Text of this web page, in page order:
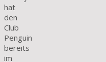
hat
den
Club
Penguin
bereits
im